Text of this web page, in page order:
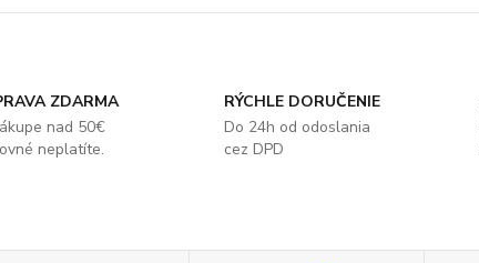
ZDARMA
nad 50€
neplatíte.
RÝCHLE DORUČENIE
Do 24h od odoslania
cez DPD